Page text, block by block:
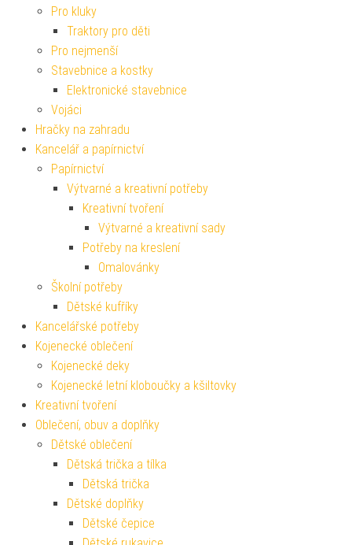
Pro kluky
Traktory pro děti
Pro nejmenší
Stavebnice a kostky
Elektronické stavebnice
Vojáci
Hračky na zahradu
Kancelář a papírnictví
Papírnictví
Výtvarné a kreativní potřeby
Kreativní tvoření
Výtvarné a kreativní sady
Potřeby na kreslení
Omalovánky
Školní potřeby
Dětské kufříky
Kancelářské potřeby
Kojenecké oblečení
Kojenecké deky
Kojenecké letní kloboučky a kšiltovky
Kreativní tvoření
Oblečení, obuv a doplňky
Dětské oblečení
Dětská trička a tílka
Dětská trička
Dětské doplňky
Dětské čepice